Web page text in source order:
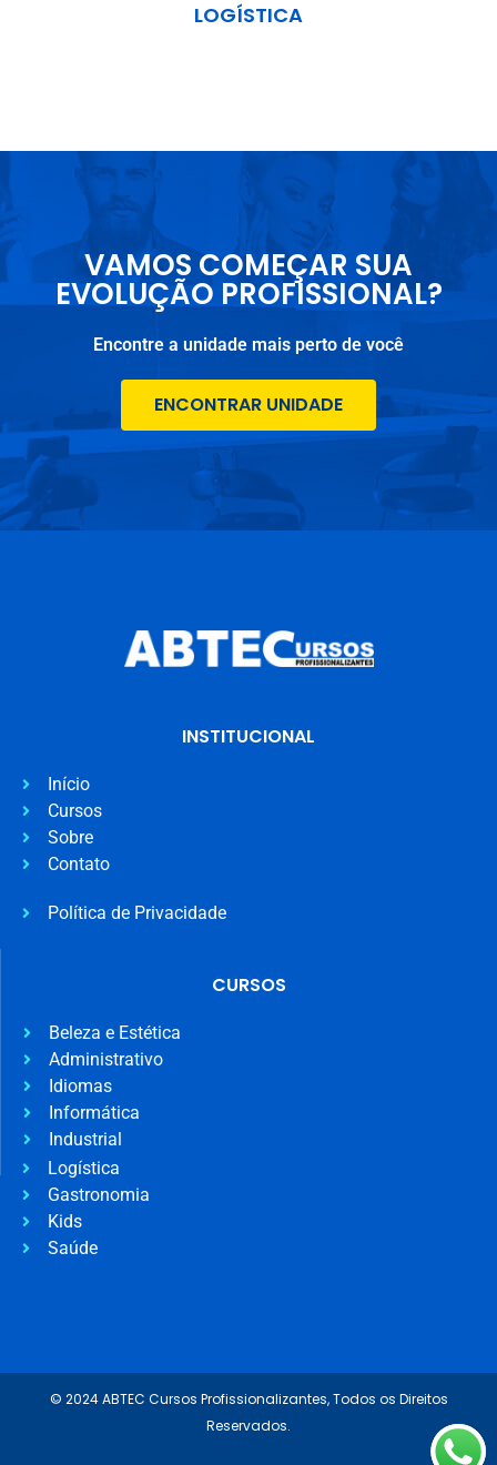
LOGÍSTICA
VAMOS COMEÇAR SUA
EVOLUÇÃO PROFISSIONAL?
Encontre a unidade mais perto de você
ENCONTRAR UNIDADE
INSTITUCIONAL
Início
Cursos
Sobre
Contato
Política de Privacidade
CURSOS
Beleza e Estética
Administrativo
Idiomas
Informática
Industrial
Logística
Gastronomia
Kids
Saúde
© 2024 ABTEC Cursos Profissionalizantes, Todos os Direitos
Reservados.